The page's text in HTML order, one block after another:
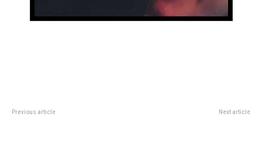
Previous article Next article